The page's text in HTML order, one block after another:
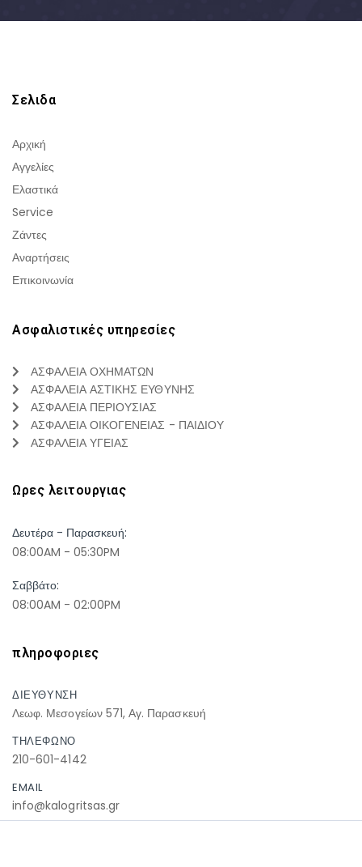
Σελιδα
Αρχική
Αγγελίες
Ελαστικά
Service
Ζάντες
Αναρτήσεις
Επικοινωνία
Ασφαλιστικές υπηρεσίες
ΑΣΦΑΛΕΙΑ ΟΧΗΜΑΤΩΝ
ΑΣΦΑΛΕΙΑ ΑΣΤΙΚΗΣ ΕΥΘΥΝΗΣ
ΑΣΦΑΛΕΙΑ ΠΕΡΙΟΥΣΙΑΣ
ΑΣΦΑΛΕΙΑ ΟΙΚΟΓΕΝΕΙΑΣ - ΠΑΙΔΙΟΥ
ΑΣΦΑΛΕΙΑ ΥΓΕΙΑΣ
Ωρες λειτουργιας
Δευτέρα - Παρασκευή:
08:00AM - 05:30PM
Σαββάτο:
08:00AM - 02:00PM
πληροφοριες
ΔΙΕΥΘΥΝΣΗ
Λεωφ. Μεσογείων 571, Αγ. Παρασκευή
ΤΗΛΕΦΩΝΟ
210-601-4142
EMAIL
info@kalogritsas.gr